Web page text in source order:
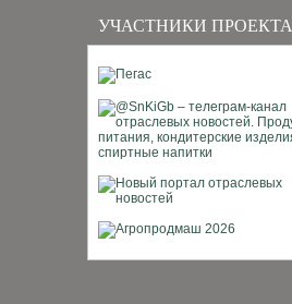
УЧАСТНИКИ ПРОЕКТА